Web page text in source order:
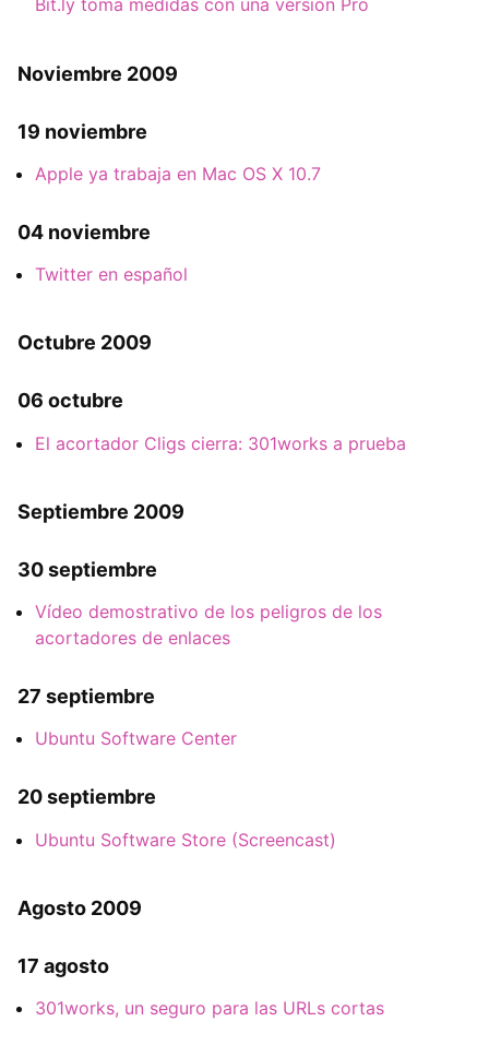
Bit.ly toma medidas con una versión Pro
Noviembre 2009
19 noviembre
Apple ya trabaja en Mac OS X 10.7
04 noviembre
Twitter en español
Octubre 2009
06 octubre
El acortador Cligs cierra: 301works a prueba
Septiembre 2009
30 septiembre
Vídeo demostrativo de los peligros de los
acortadores de enlaces
27 septiembre
Ubuntu Software Center
20 septiembre
Ubuntu Software Store (Screencast)
Agosto 2009
17 agosto
301works, un seguro para las URLs cortas